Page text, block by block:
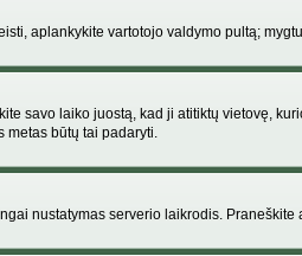
aplankykite vartotojo valdymo pultą;
savo laiko juostą, kad ji atitiktų vietovę,
metas būtų tai padaryti.
nustatymas serverio laikrodis.